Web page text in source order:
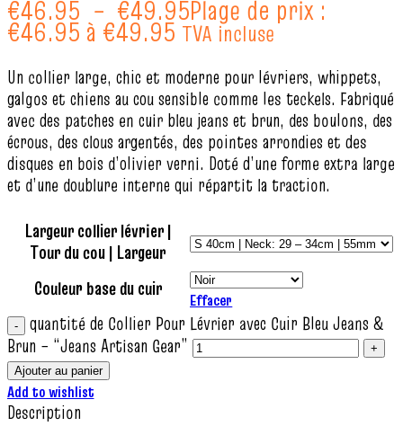
€46.95 – €49.95Plage de prix :
€46.95 à €49.95 TVA incluse
Un collier large, chic et moderne pour lévriers, whippets,
galgos et chiens au cou sensible comme les teckels. Fabriqué
avec des patches en cuir bleu jeans et brun, des boulons, des
écrous, des clous argentés, des pointes arrondies et des
disques en bois d’olivier verni. Doté d’une forme extra large
et d’une doublure interne qui répartit la traction.
Largeur collier lévrier |
Tour du cou | Largeur
Couleur base du cuir
Effacer
quantité de Collier Pour Lévrier avec Cuir Bleu Jeans &
Brun – “Jeans Artisan Gear”
Ajouter au panier
Add to wishlist
Description